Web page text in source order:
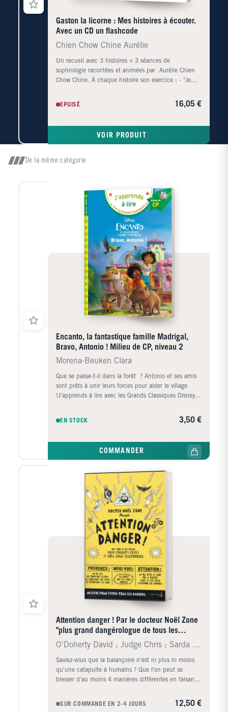
Gaston la licorne : Mes histoires à écouter.
Avec un CD un flashcode
Chien Chow Chine Aurélie
Un recueil avec 3 histoires + 3 séances de
sophrologie racontées et animées par Aurélie Chien
Chow Chine. À chaque histoire son exercice : - "Je
vexé" : la bulle de protection - "Je me concentre" : le
bouton de la concentrationAvec un CD audio et un
EPUISÉ 16,05 €
VOIR PRODUIT
De la même catégorie
Encanto, la fantastique famille Madrigal,
Bravo, Antonio ! Milieu de CP, niveau 2
Morena-Beuken Clara
Que se passe-t-il dans la forêt ? Antonio et ses amis
sont prêts à unir leurs forces pour aider le village
!J’apprends à lire avec les Grands Classiques Disney
accompagner les enfants dans leur apprentissage de
la lecture. Elle propose des petites histoires courtes et
propose quatre niveaux progressifs :• Niveau 1 –
Fin de CP• Niveau CE1
EN STOCK 3,50 €
COMMANDER
Attention danger ! Par le docteur Noël Zone
"plus grand dangérologue de tous les
temps"
O'Doherty David ; Judge Chris ; Sarda Yves
Saviez-vous que la balançoire n'est ni plus ni moins
qu'une catapulte à humains ? Que l'on peut se
blesser d'au moins 4 manières différentes en faisant
brosse à dents avec un serpent ? Docter Noël Zone
exerce le métier le plus dangereux du monde : il est
SUR COMMANDE EN 2-4 JOURS 12,50 €